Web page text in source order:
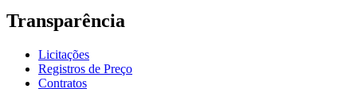
Transparência
Licitações
Registros de Preço
Contratos